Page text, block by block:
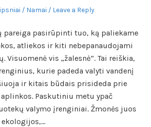
Posted
Namai Leave a Reply
pareiga pasirūpinti tuo, ką paliekame
atliekos ir kiti nebepanaudojami
Visuomenė vis „žalesnė“. Tai reiškia,
kurie padeda valyti vandenį
ir kitais būdais prisideda prie
Paskutiniu metu ypač
valymo įrenginiai. Žmonės juos